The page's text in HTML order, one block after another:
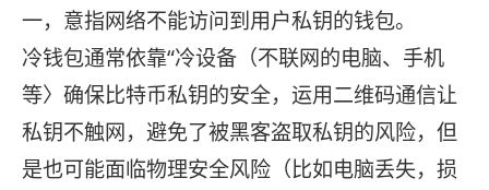
一，意指网络不能访问到用户私钥的钱包。
冷钱包通常依靠“冷设备（不联网的电脑、手机
等〉确保比特币私钥的安全，运用二维码通信让
私钥不触网，避免了被黑客盗取私钥的风险，但
是也可能面临物理安全风险（比如电脑丢失，损